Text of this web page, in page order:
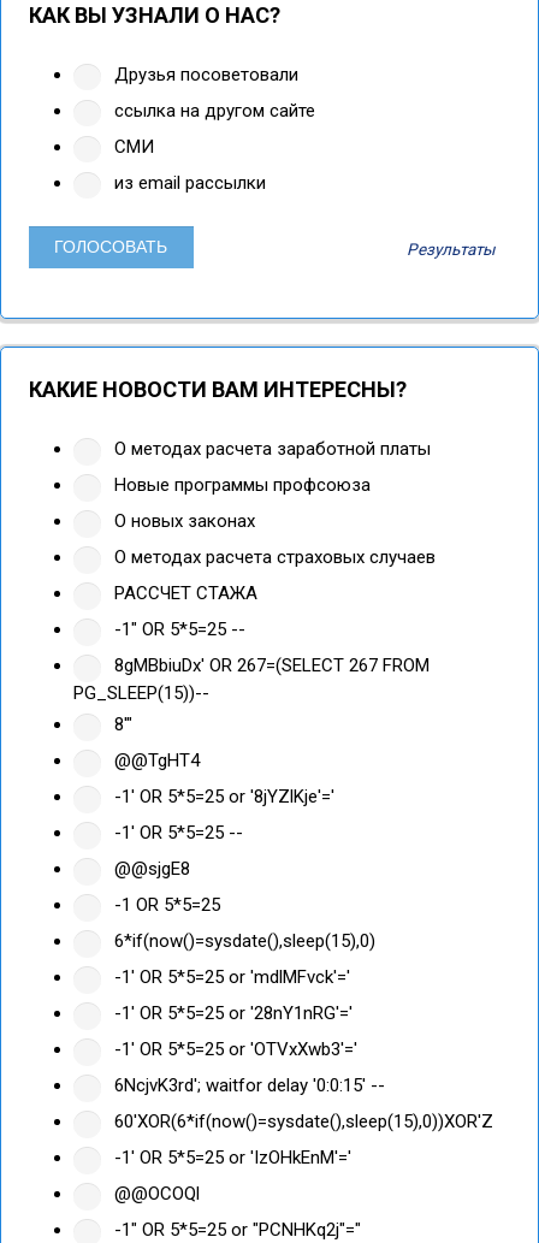
КАК ВЫ УЗНАЛИ О НАС?
Друзья посоветовали
ссылка на другом сайте
СМИ
из email рассылки
Результаты
КАКИЕ НОВОСТИ ВАМ ИНТЕРЕСНЫ?
О методах расчета заработной платы
Новые программы профсоюза
О новых законах
О методах расчета страховых случаев
РАССЧЕТ СТАЖА
-1" OR 5*5=25 --
8gMBbiuDx' OR 267=(SELECT 267 FROM
PG_SLEEP(15))--
8'"
@@TgHT4
-1' OR 5*5=25 or '8jYZlKje'='
-1' OR 5*5=25 --
@@sjgE8
-1 OR 5*5=25
6*if(now()=sysdate(),sleep(15),0)
-1' OR 5*5=25 or 'mdlMFvck'='
-1' OR 5*5=25 or '28nY1nRG'='
-1' OR 5*5=25 or 'OTVxXwb3'='
6NcjvK3rd'; waitfor delay '0:0:15' --
60'XOR(6*if(now()=sysdate(),sleep(15),0))XOR'Z
-1' OR 5*5=25 or 'IzOHkEnM'='
@@OCOQl
-1" OR 5*5=25 or "PCNHKq2j"="